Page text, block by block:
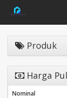
Produk
Harga
Nominal